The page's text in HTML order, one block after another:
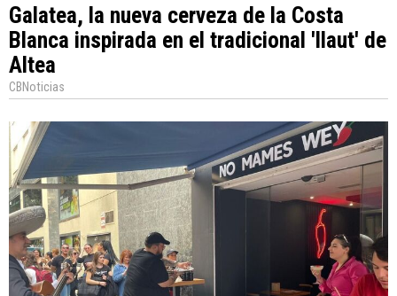
Galatea, la nueva cerveza de la Costa
Blanca inspirada en el tradicional 'llaut' de
Altea
CBNoticias